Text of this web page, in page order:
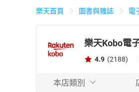
樂天首頁 圖書與雜誌 電
樂天Kobo電
4.9 (2188)
本店類別